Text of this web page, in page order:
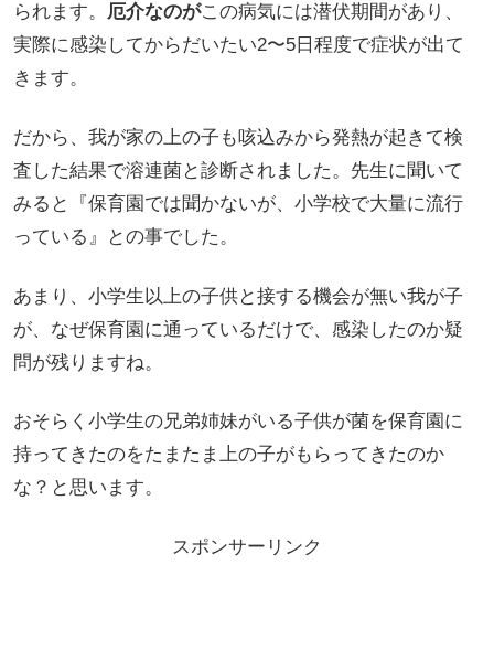
られます。 厄介なのがこの病気には潜伏期間があり、
実際に感染してからだいたい2〜5日程度で症状が出て
きます。
だから、我が家の上の子も咳込みから発熱が起きて検
査した結果で溶連菌と診断されました。先生に聞いて
みると『保育園では聞かないが、小学校で大量に流行
っている』との事でした。
あまり、小学生以上の子供と接する機会が無い我が子
が、なぜ保育園に通っているだけで、感染したのか疑
問が残りますね。
おそらく小学生の兄弟姉妹がいる子供が菌を保育園に
持ってきたのをたまたま上の子がもらってきたのか
な？と思います。
スポンサーリンク